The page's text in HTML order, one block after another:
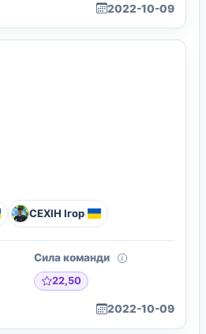
2022-10-09
СЕХІН Ігор
Сила команди
22,50
2022-10-09